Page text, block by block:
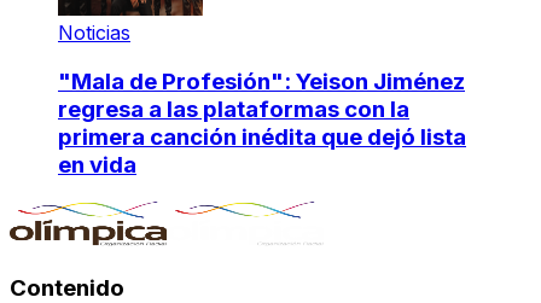
Noticias
"Mala de Profesión": Yeison Jiménez
regresa a las plataformas con la
primera canción inédita que dejó lista
en vida
Contenido